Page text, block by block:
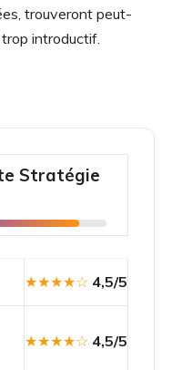
trouveront peut-
introductif.
Stratégie
★★★★☆ 4,5/5
★★★★☆ 4,5/5